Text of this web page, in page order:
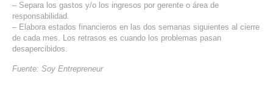
– Separa los gastos y/o los ingresos por gerente o área de
responsabilidad.
– Elabora estados financieros en las dos semanas siguientes al cierre
de cada mes. Los retrasos es cuando los problemas pasan
desapercibidos.
Fuente: Soy Entrepreneur